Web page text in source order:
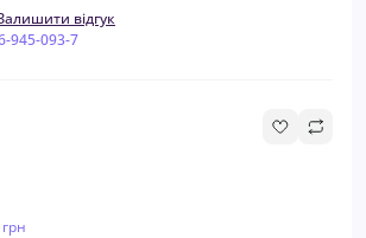
відгук
945-093-7